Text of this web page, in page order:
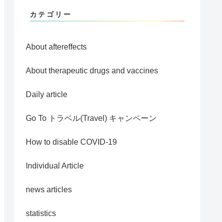
カテゴリー
About aftereffects
About therapeutic drugs and vaccines
Daily article
Go To トラベル(Travel) キャンペーン
How to disable COVID-19
Individual Article
news articles
statistics